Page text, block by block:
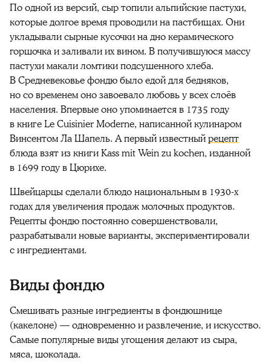
По одной из версий, сыр топили альпийские пастухи,
которые долгое время проводили на пастбищах. Они
укладывали сырные кусочки на дно керамического
горшочка и заливали их вином. В получившуюся массу
пастухи макали ломтики подсушенного хлеба.
В Средневековье фондю было едой для бедняков,
но со временем оно завоевало любовь у всех слоёв
населения. Впервые оно упоминается в 1735 году
в книге Le Cuisinier Moderne, написанной кулинаром
Винсентом Ла Шапель. А первый известныйрецепт
блюда взят из книги Kass mit Wein zu kochen, изданной
в 1699 году в Цюрихе.
Швейцарцы сделали блюдо национальным в 1930-х
годах для увеличения продаж молочных продуктов.
Рецепты фондю постоянно совершенствовали,
разрабатывали новые варианты, экспериментировали
с ингредиентами.
Виды фондю
Смешивать разные ингредиенты в фондюшнице
(какелоне) — одновременно и развлечение, и искусство.
Самые популярные виды угощения делают из сыра,
мяса, шоколада.